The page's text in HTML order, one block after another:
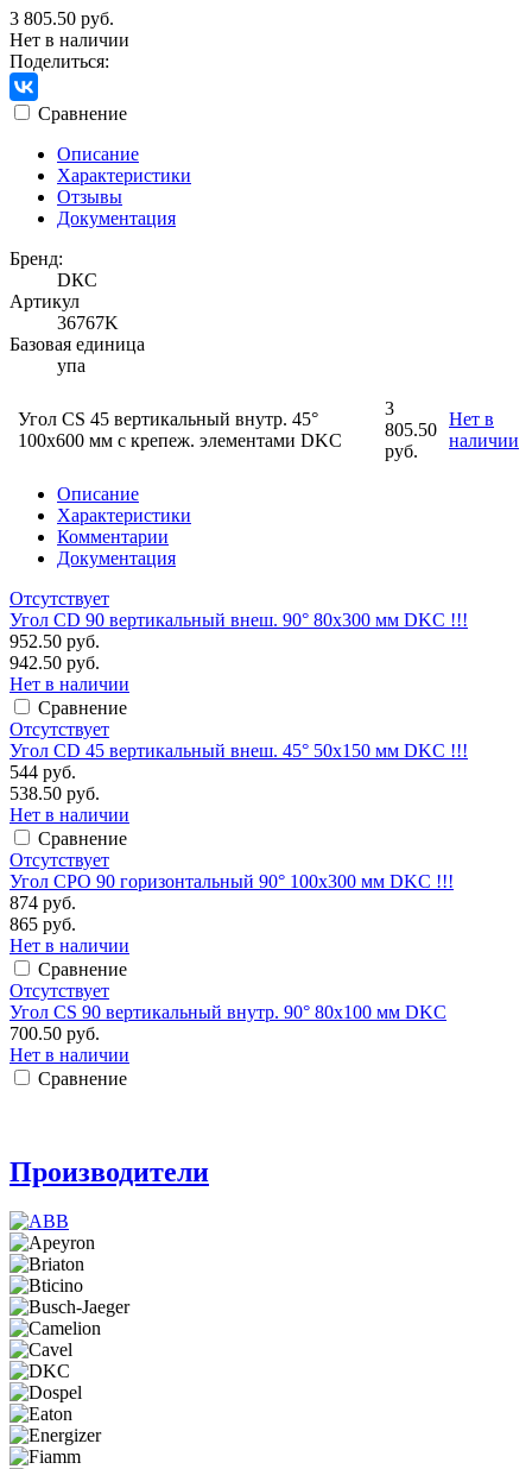
3 805.50 руб.
Нет в наличии
Поделиться:
Сравнение
Описание
Характеристики
Отзывы
Документация
Бренд:
DКС
Артикул
36767K
Базовая единица
упа
Угол CS 45 вертикальный внутр. 45°
100х600 мм с крепеж. элементами DKC
3
805.50
руб.
Нет в
наличии
Описание
Характеристики
Комментарии
Документация
Отсутствует
Угол CD 90 вертикальный внеш. 90° 80х300 мм DKC !!!
952.50 руб.
942.50 руб.
Нет в наличии
Сравнение
Отсутствует
Угол CD 45 вертикальный внеш. 45° 50х150 мм DKC !!!
544 руб.
538.50 руб.
Нет в наличии
Сравнение
Отсутствует
Угол CPO 90 горизонтальный 90° 100х300 мм DKC !!!
874 руб.
865 руб.
Нет в наличии
Сравнение
Отсутствует
Угол CS 90 вертикальный внутр. 90° 80х100 мм DKC
700.50 руб.
Нет в наличии
Сравнение
Производители